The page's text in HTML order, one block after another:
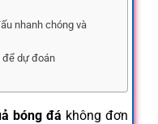
nhanh chóng và
để dự đoán
bóng đá không đơn